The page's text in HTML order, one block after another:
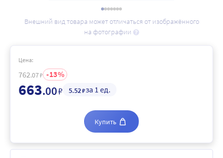
Внешний вид товара может отличаться от изображённого
на фотографии
Цена:
762.07₽ 13
663.00₽ 5.52₽за 1 ед.
Купить